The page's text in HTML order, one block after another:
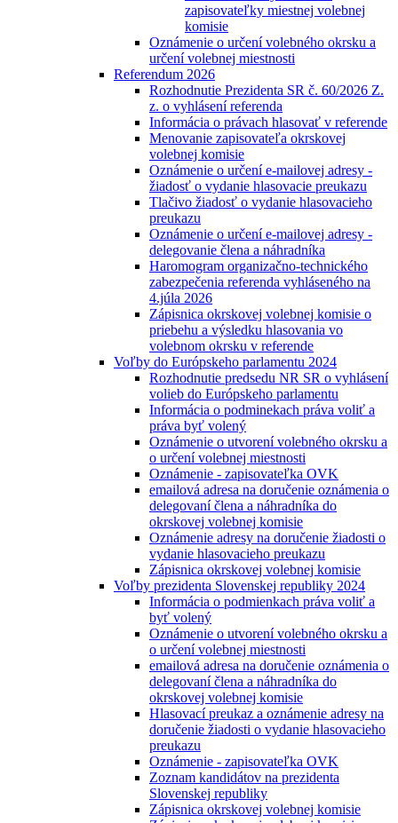
zapisovateľky miestnej volebnej
komisie
Oznámenie o určení volebného okrsku a
určení volebnej miestnosti
Referendum 2026
Rozhodnutie Prezidenta SR č. 60/2026 Z.
z. o vyhlásení referenda
Informácia o právach hlasovať v referende
Menovanie zapisovateľa okrskovej
volebnej komisie
Oznámenie o určení e-mailovej adresy -
žiadosť o vydanie hlasovacie preukazu
Tlačivo žiadosť o vydanie hlasovacieho
preukazu
Oznámenie o určení e-mailovej adresy -
delegovanie člena a náhradníka
Haromogram organizačno-technického
zabezpečenia referenda vyhláseného na
4.júla 2026
Zápisnica okrskovej volebnej komisie o
priebehu a výsledku hlasovania vo
volebnom okrsku v referende
Voľby do Európskeho parlamentu 2024
Rozhodnutie predsedu NR SR o vyhlásení
volieb do Európskeho parlamentu
Informácia o podminekach práva voliť a
práva byť volený
Oznámenie o utvorení volebného okrsku a
o určení volebnej miestnosti
Oznámenie - zapisovateľka OVK
emailová adresa na doručenie oznámenia o
delegovaní člena a náhradníka do
okrskovej volebnej komisie
Oznámenie adresy na doručenie žiadosti o
vydanie hlasovacieho preukazu
Zápisnica okrskovej volebnej komisie
Voľby prezidenta Slovenskej republiky 2024
Informácia o podmienkach práva voliť a
byť volený
Oznámenie o utvorení volebného okrsku a
o určení volebnej miestnosti
emailová adresa na doručenie oznámenia o
delegovaní člena a náhradníka do
okrskovej volebnej komisie
Hlasovací preukaz a oznámenie adresy na
doručenie žiadosti o vydanie hlasovacieho
preukazu
Oznámenie - zapisovateľka OVK
Zoznam kandidátov na prezidenta
Slovenskej republiky
Zápisnica okrskovej volebnej komisie